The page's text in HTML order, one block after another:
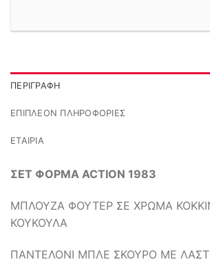
ΠΕΡΙΓΡΑΦΉ
ΕΠΙΠΛΈΟΝ ΠΛΗΡΟΦΟΡΊΕΣ
ΕΤΑΙΡΊΑ
ΣΕΤ ΦΟΡΜΑ ACTION 1983
ΜΠΛΟΥΖΑ ΦΟΥΤΕΡ ΣΕ ΧΡΩΜΑ
ΚΟΥΚΟΥΛΑ
ΠΑΝΤΕΛΟΝΙ ΜΠΛΕ ΣΚΟΥΡΟ ΜΕ